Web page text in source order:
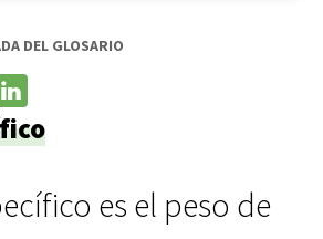
DEL GLOSARIO
es el peso de